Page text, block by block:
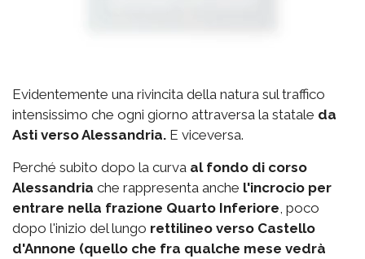
Evidentemente una rivincita della natura sul traffico
intensissimo che ogni giorno attraversa la statale da
Asti verso Alessandria. E viceversa.
Perché subito dopo la curva al fondo di corso
Alessandria che rappresenta anche l'incrocio per
entrare nella frazione Quarto Inferiore , poco
dopo l'inizio del lungo rettilineo verso Castello
d'Annone (quello che fra qualche mese vedrà